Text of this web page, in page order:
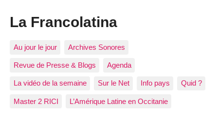
La Francolatina
Au jour le jour Archives Sonores
Revue de Presse & Blogs Agenda
La vidéo de la semaine Sur le Net Info pays Quid ?
Master 2 RICI L’Amérique Latine en Occitanie